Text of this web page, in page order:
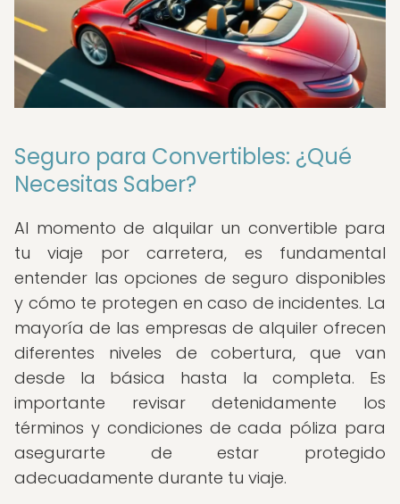
Seguro para Convertibles: ¿Qué
Necesitas Saber?
Al momento de alquilar un convertible para
tu viaje por carretera, es fundamental
entender las opciones de seguro disponibles
y cómo te protegen en caso de incidentes. La
mayoría de las empresas de alquiler ofrecen
diferentes niveles de cobertura, que van
desde la básica hasta la completa. Es
importante revisar detenidamente los
términos y condiciones de cada póliza para
asegurarte de estar protegido
adecuadamente durante tu viaje.